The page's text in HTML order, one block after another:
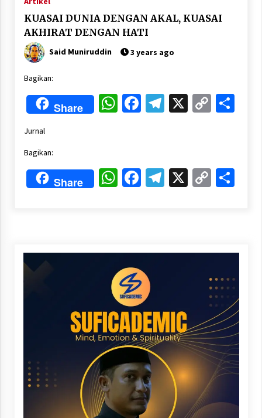
KUASAI DUNIA DENGAN AKAL, KUASAI
AKHIRAT DENGAN HATI
Said Muniruddin 3 years ago
Bagikan:
Share WhatsApp
Facebook
Telegram
X Copy
Jurnal
Bagikan:
Share WhatsApp
Facebook
Telegram
X Copy